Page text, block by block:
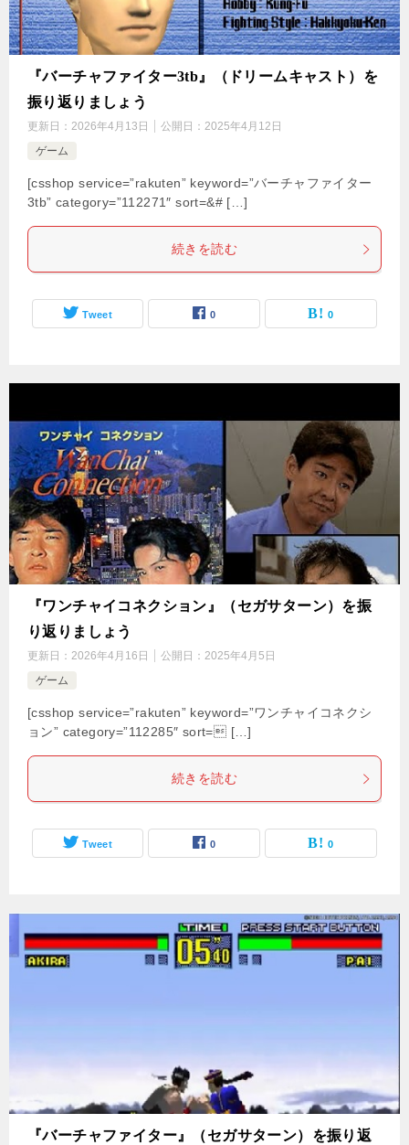
『バーチャファイター3tb』（ドリームキャスト）を
振り返りましょう
更新日： 2026年4月13日 公開日： 2025年4月12日
ゲーム
[csshop service=”rakuten” keyword=”バーチャファイター
3tb” category=”112271″ sort=&# […]
続きを読む
Tweet 0 0
『ワンチャイコネクション』（セガサターン）を振
り返りましょう
更新日： 2026年4月16日 公開日： 2025年4月5日
ゲーム
[csshop service=”rakuten” keyword=”ワンチャイコネクシ
ョン” category=”112285″ sort= […]
続きを読む
Tweet 0 0
『バーチャファイター』（セガサターン）を振り返